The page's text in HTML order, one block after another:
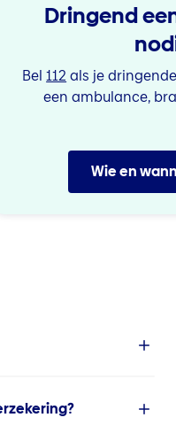
Dringend
Bel112 als je
een ambulance,
Wie en